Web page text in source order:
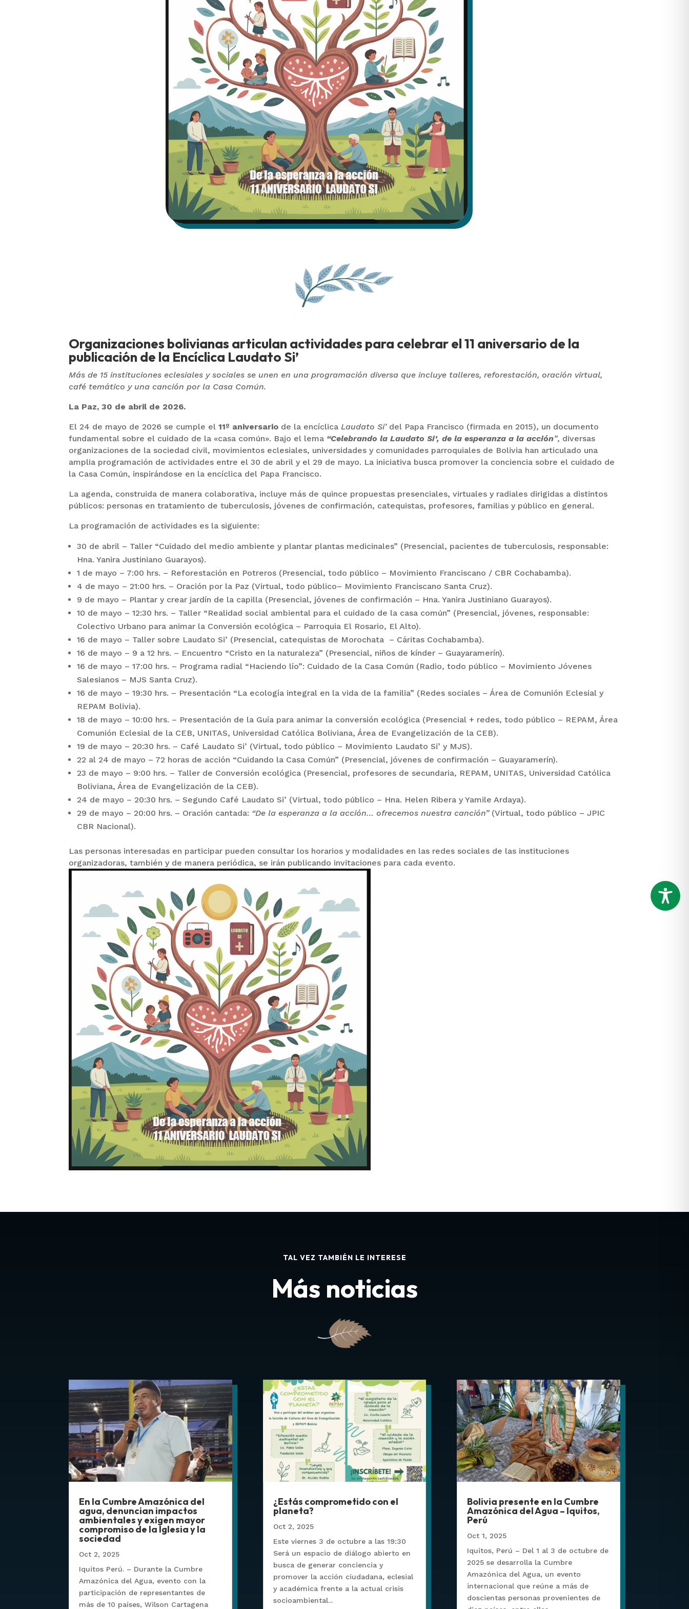
Organizaciones bolivianas articulan actividades para celebrar el 11 aniversario de la
publicación de la Encíclica Laudato Si’
Más de 15 instituciones eclesiales y sociales se unen en una programación diversa que incluye talleres, reforestación, oración virtual,
café temático y una canción por la Casa Común.
La Paz, 30 de abril de 2026.
El 24 de mayo de 2026 se cumple el11º aniversario de la encíclicaLaudato Si’del Papa Francisco (firmada en 2015), un documento
fundamental sobre el cuidado de la «casa común». Bajo el lema “Celebrando la Laudato Si’, de la esperanza a la acción”, diversas
organizaciones de la sociedad civil, movimientos eclesiales, universidades y comunidades parroquiales de Bolivia han articulado una
amplia programación de actividades entre el 30 de abril y el 29 de mayo. La iniciativa busca promover la conciencia sobre el cuidado de
la Casa Común, inspirándose en la encíclica del Papa Francisco.
La agenda, construida de manera colaborativa, incluye más de quince propuestas presenciales, virtuales y radiales dirigidas a distintos
públicos: personas en tratamiento de tuberculosis, jóvenes de confirmación, catequistas, profesores, familias y público en general.
La programación de actividades es la siguiente:
30 de abril – Taller “Cuidado del medio ambiente y plantar plantas medicinales” (Presencial, pacientes de tuberculosis, responsable:
Hna. Yanira Justiniano Guarayos).
1 de mayo – 7:00 hrs. – Reforestación en Potreros (Presencial, todo público – Movimiento Franciscano / CBR Cochabamba).
4 de mayo – 21:00 hrs. – Oración por la Paz (Virtual, todo público– Movimiento Franciscano Santa Cruz).
9 de mayo – Plantar y crear jardín de la capilla (Presencial, jóvenes de confirmación – Hna. Yanira Justiniano Guarayos).
10 de mayo – 12:30 hrs. – Taller “Realidad social ambiental para el cuidado de la casa común” (Presencial, jóvenes, responsable:
Colectivo Urbano para animar la Conversión ecológica – Parroquia El Rosario, El Alto).
16 de mayo – Taller sobre Laudato Si’ (Presencial, catequistas de Morochata – Cáritas Cochabamba).
16 de mayo – 9 a 12 hrs. – Encuentro “Cristo en la naturaleza” (Presencial, niños de kínder – Guayaramerín).
16 de mayo – 17:00 hrs. – Programa radial “Haciendo lío”: Cuidado de la Casa Común (Radio, todo público – Movimiento Jóvenes
Salesianos – MJS Santa Cruz).
16 de mayo – 19:30 hrs. – Presentación “La ecología integral en la vida de la familia” (Redes sociales – Área de Comunión Eclesial y
REPAM Bolivia).
18 de mayo – 10:00 hrs. – Presentación de la Guía para animar la conversión ecológica (Presencial + redes, todo público – REPAM, Área
Comunión Eclesial de la CEB, UNITAS, Universidad Católica Boliviana, Área de Evangelización de la CEB).
19 de mayo – 20:30 hrs. – Café Laudato Si’ (Virtual, todo público – Movimiento Laudato Si’ y MJS).
22 al 24 de mayo – 72 horas de acción “Cuidando la Casa Común” (Presencial, jóvenes de confirmación – Guayaramerín).
23 de mayo – 9:00 hrs. – Taller de Conversión ecológica (Presencial, profesores de secundaria, REPAM, UNITAS, Universidad Católica
Boliviana, Área de Evangelización de la CEB).
24 de mayo – 20:30 hrs. – Segundo Café Laudato Si’ (Virtual, todo público – Hna. Helen Ribera y Yamile Ardaya).
29 de mayo – 20:00 hrs. – Oración cantada: “De la esperanza a la acción… ofrecemos nuestra canción”(Virtual, todo público – JPIC
CBR Nacional).
Las personas interesadas en participar pueden consultar los horarios y modalidades en las redes sociales de las instituciones
organizadoras, también y de manera periódica, se irán publicando invitaciones para cada evento.
TAL VEZ TAMBIÉN LE INTERESE
Más noticias
En la Cumbre Amazónica del
agua, denuncian impactos
ambientales y exigen mayor
compromiso de la Iglesia y la
sociedad
Oct 2, 2025
Iquitos Perú. – Durante la Cumbre
Amazónica del Agua, evento con la
participación de representantes de
más de 10 países, Wilson Cartagena
¿Estás comprometido con el
planeta?
Oct 2, 2025
Este viernes 3 de octubre a las 19:30
Será un espacio de diálogo abierto en
busca de generar conciencia y
promover la acción ciudadana, eclesial
y académica frente a la actual crisis
socioambiental...
Bolivia presente en la Cumbre
Amazónica del Agua – Iquitos,
Perú
Oct 1, 2025
Iquitos, Perú – Del 1 al 3 de octubre de
2025 se desarrolla la Cumbre
Amazónica del Agua, un evento
internacional que reúne a más de
doscientas personas provenientes de